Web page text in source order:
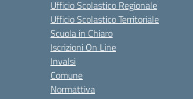
Ufficio Scolastico Regionale
Ufficio Scolastico Territoriale
Scuola in Chiaro
Iscrizioni On Line
Invalsi
Comune
Normattiva